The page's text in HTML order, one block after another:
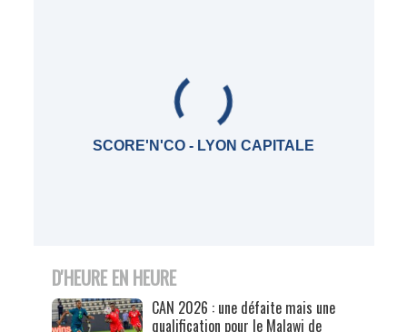
SCORE'N'CO - LYON CAPITALE
D'HEURE EN HEURE
CAN 2026 : une défaite mais une
qualification pour le Malawi de